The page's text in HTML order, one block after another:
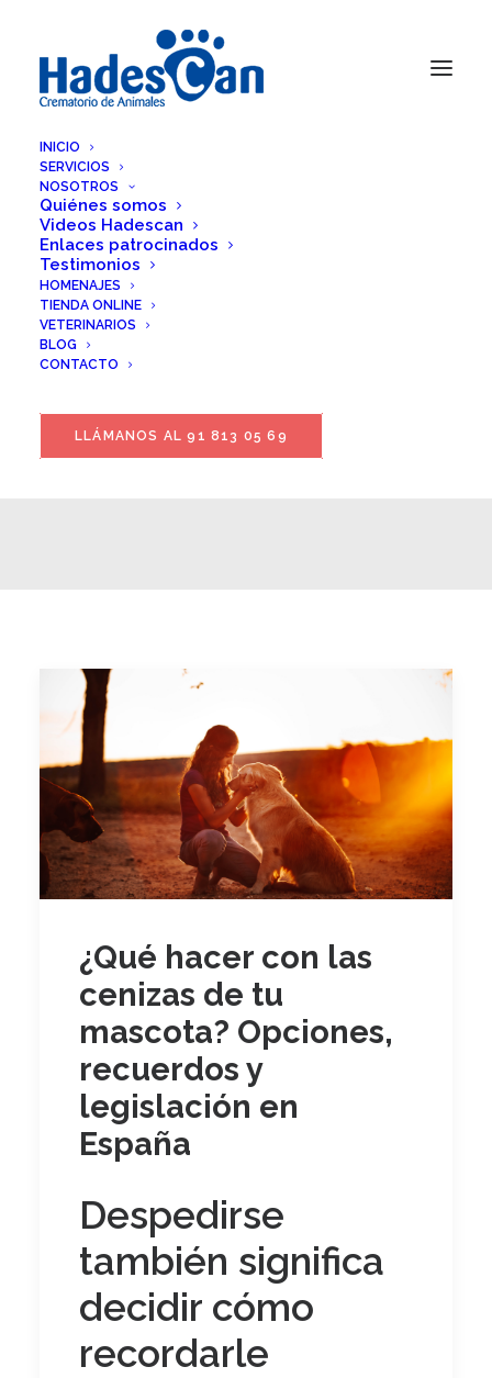
INICIO
SERVICIOS
NOSOTROS
Quiénes somos
Videos Hadescan
Enlaces patrocinados
Testimonios
HOMENAJES
TIENDA ONLINE
VETERINARIOS
BLOG
CONTACTO
LLÁMANOS AL 91 813 05 69
¿Qué hacer con las
cenizas de tu
mascota? Opciones,
recuerdos y
legislación en
España
Despedirse
también significa
decidir cómo
recordarle